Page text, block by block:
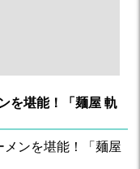
を堪能！「麺屋 軌